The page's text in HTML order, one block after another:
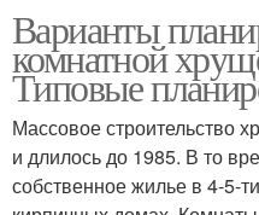
Варианты
комнатной
Типовые
Массовое строительство
и длилось до 1985. В то
собственное жилье в 4-5-